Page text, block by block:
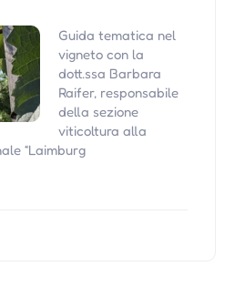
Guida tematica nel
vigneto con la
dott.ssa Barbara
Raifer, responsabile
della sezione
viticoltura alla
“Laimburg